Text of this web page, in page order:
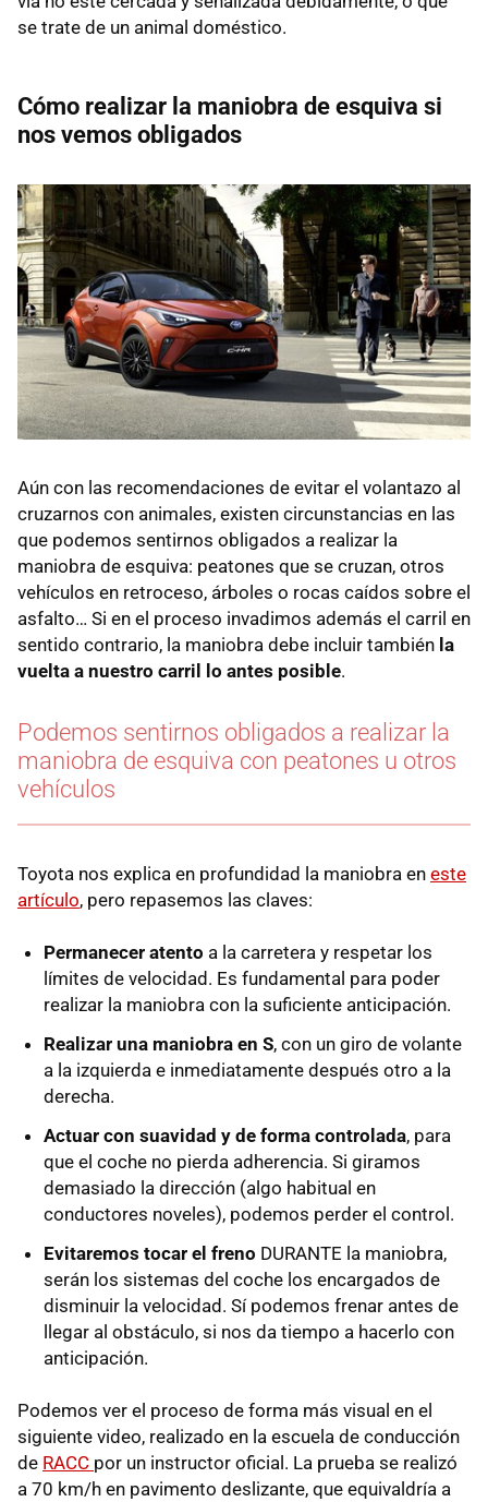
se trate de un animal doméstico.
Cómo realizar la maniobra de esquiva si
nos vemos obligados
Aún con las recomendaciones de evitar el volantazo al
cruzarnos con animales, existen circunstancias en las
que podemos sentirnos obligados a realizar la
maniobra de esquiva: peatones que se cruzan, otros
vehículos en retroceso, árboles o rocas caídos sobre el
asfalto… Si en el proceso invadimos además el carril en
sentido contrario, la maniobra debe incluir también la
vuelta a nuestro carril lo antes posible.
Podemos sentirnos obligados a realizar la
maniobra de esquiva con peatones u otros
vehículos
Toyota nos explica en profundidad la maniobra en este
artículo, pero repasemos las claves:
Permanecer atento a la carretera y respetar los
límites de velocidad. Es fundamental para poder
realizar la maniobra con la suficiente anticipación.
Realizar una maniobra en S, con un giro de volante
a la izquierda e inmediatamente después otro a la
derecha.
Actuar con suavidad y de forma controlada, para
que el coche no pierda adherencia. Si giramos
demasiado la dirección (algo habitual en
conductores noveles), podemos perder el control.
Evitaremos tocar el freno DURANTE la maniobra,
serán los sistemas del coche los encargados de
disminuir la velocidad. Sí podemos frenar antes de
llegar al obstáculo, si nos da tiempo a hacerlo con
anticipación.
Podemos ver el proceso de forma más visual en el
siguiente video, realizado en la escuela de conducción
de RACC por un instructor oficial. La prueba se realizó
a 70 km/h en pavimento deslizante, que equivaldría a